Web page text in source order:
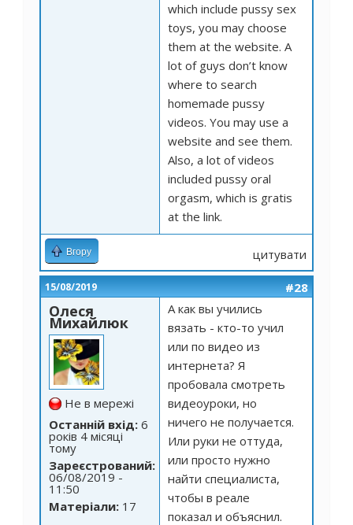
which include pussy sex
toys, you may choose
them at the website. A
lot of guys don’t know
where to search
homemade pussy
videos. You may use a
website and see them.
Also, a lot of videos
included pussy oral
orgasm, which is gratis
at the link.
Вгору цитувати
15/08/2019 #28
Олеся
Михайлюк
Не в мережі
Останній вхід: 6
років 4 місяці
тому
Зареєстрований:
06/08/2019 -
11:50
Матеріали: 17
А как вы учились
вязать - кто-то учил
или по видео из
интернета? Я
пробовала смотреть
видеоуроки, но
ничего не получается.
Или руки не оттуда,
или просто нужно
найти специалиста,
чтобы в реале
показал и объяснил.